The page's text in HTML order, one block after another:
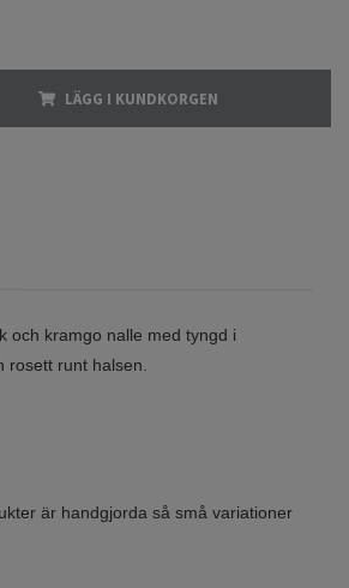
LÄGG I KUNDKORGEN
och kramgo nalle med tyngd i
rosett runt halsen.
är handgjorda så små variationer